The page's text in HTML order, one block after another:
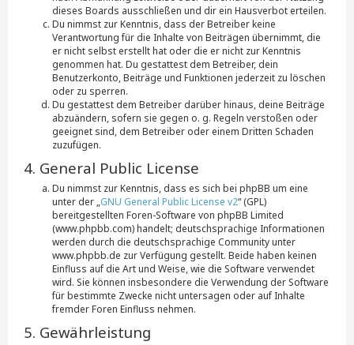
dieses Boards ausschließen und dir ein Hausverbot erteilen.
Du nimmst zur Kenntnis, dass der Betreiber keine
Verantwortung für die Inhalte von Beiträgen übernimmt, die
er nicht selbst erstellt hat oder die er nicht zur Kenntnis
genommen hat. Du gestattest dem Betreiber, dein
Benutzerkonto, Beiträge und Funktionen jederzeit zu löschen
oder zu sperren.
Du gestattest dem Betreiber darüber hinaus, deine Beiträge
abzuändern, sofern sie gegen o. g. Regeln verstoßen oder
geeignet sind, dem Betreiber oder einem Dritten Schaden
zuzufügen.
4. General Public License
Du nimmst zur Kenntnis, dass es sich bei phpBB um eine
unter der „GNU General Public License v2“ (GPL)
bereitgestellten Foren-Software von phpBB Limited
(www.phpbb.com) handelt; deutschsprachige Informationen
werden durch die deutschsprachige Community unter
www.phpbb.de zur Verfügung gestellt. Beide haben keinen
Einfluss auf die Art und Weise, wie die Software verwendet
wird. Sie können insbesondere die Verwendung der Software
für bestimmte Zwecke nicht untersagen oder auf Inhalte
fremder Foren Einfluss nehmen.
5. Gewährleistung